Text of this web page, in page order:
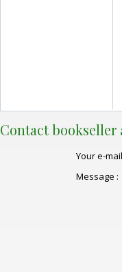
Contact
Your e-
Message :